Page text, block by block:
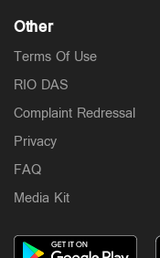
Other
Terms Of Use
RIO DAS
Complaint Redressal
Privacy
FAQ
Media Kit